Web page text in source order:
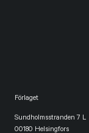
Förlaget
Sundholmsstranden 7 L
00180 Helsingfors